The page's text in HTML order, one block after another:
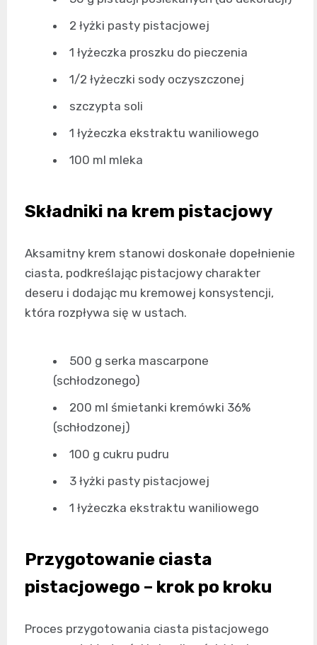
2 łyżki pasty pistacjowej
1 łyżeczka proszku do pieczenia
1/2 łyżeczki sody oczyszczonej
szczypta soli
1 łyżeczka ekstraktu waniliowego
100 ml mleka
Składniki na krem pistacjowy
Aksamitny krem stanowi doskonałe dopełnienie
ciasta, podkreślając pistacjowy charakter
deseru i dodając mu kremowej konsystencji,
która rozpływa się w ustach.
500 g serka mascarpone
(schłodzonego)
200 ml śmietanki kremówki 36%
(schłodzonej)
100 g cukru pudru
3 łyżki pasty pistacjowej
1 łyżeczka ekstraktu waniliowego
Przygotowanie ciasta
pistacjowego – krok po kroku
Proces przygotowania ciasta pistacjowego